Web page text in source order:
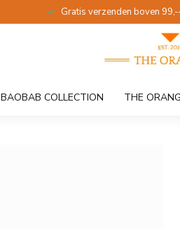
Gratis verzenden boven
BAOBAB COLLECTION THE